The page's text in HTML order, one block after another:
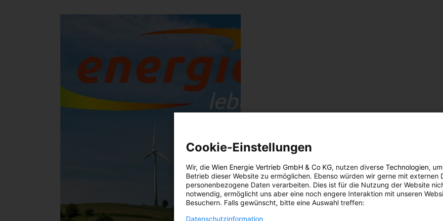
Cookie-Einstellungen
Wir, die Wien Energie Vertrieb GmbH & Co KG, nutzen diverse Technologien,
Betrieb dieser Website zu ermöglichen. Ebenso würden wir gerne mit externen
personenbezogene Daten verarbeiten. Dies ist für die Nutzung der Website
notwendig, ermöglicht uns aber eine noch engere Interaktion mit unseren
Besuchern. Falls gewünscht, bitte eine Auswahl treffen:
Datenschutzinformation